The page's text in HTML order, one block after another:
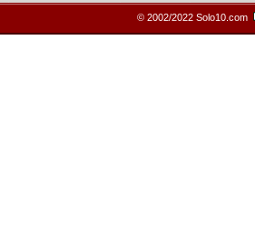
© 2002/2022 Solo10.com